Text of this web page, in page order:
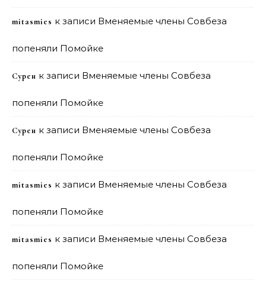
mitasmies к записи Вменяемые члены Совбеза
попеняли Помойке
Сурен к записи Вменяемые члены Совбеза
попеняли Помойке
Сурен к записи Вменяемые члены Совбеза
попеняли Помойке
mitasmies к записи Вменяемые члены Совбеза
попеняли Помойке
mitasmies к записи Вменяемые члены Совбеза
попеняли Помойке